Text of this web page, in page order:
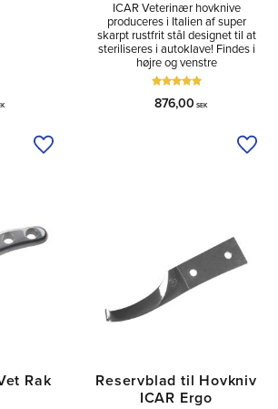
Tilføj til ønskeliste
ICAR Veterinær hovknive
produceres i Italien af super
skarpt rustfrit stål designet til at
steriliseres i autoklave! Findes i
højre og venstre
876,00 SEK
Rak
Reservblad til Hovkniv
ICAR Ergo